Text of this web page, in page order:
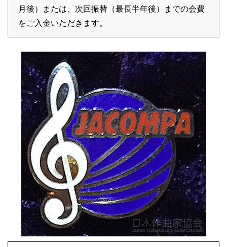
月後）または、次回振替（最長半年後）までの会費
をご入金いただきます。